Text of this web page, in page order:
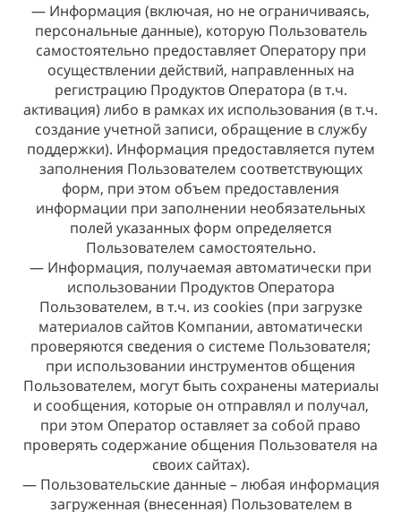
— Информация (включая, но не ограничиваясь,
персональные данные), которую Пользователь
самостоятельно предоставляет Оператору при
осуществлении действий, направленных на
регистрацию Продуктов Оператора (в т.ч.
активация) либо в рамках их использования (в т.ч.
создание учетной записи, обращение в службу
поддержки). Информация предоставляется путем
заполнения Пользователем соответствующих
форм, при этом объем предоставления
информации при заполнении необязательных
полей указанных форм определяется
Пользователем самостоятельно.
— Информация, получаемая автоматически при
использовании Продуктов Оператора
Пользователем, в т.ч. из cookies (при загрузке
материалов сайтов Компании, автоматически
проверяются сведения о системе Пользователя;
при использовании инструментов общения
Пользователем, могут быть сохранены материалы
и сообщения, которые он отправлял и получал,
при этом Оператор оставляет за собой право
проверять содержание общения Пользователя на
своих сайтах).
— Пользовательские данные – любая информация
загруженная (внесенная) Пользователем в